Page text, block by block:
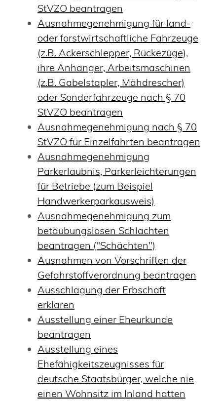
StVZO beantragen
Ausnahmegenehmigung für land-
oder forstwirtschaftliche Fahrzeuge
(z.B. Ackerschlepper, Rückezüge),
ihre Anhänger, Arbeitsmaschinen
(z.B. Gabelstapler, Mähdrescher)
oder Sonderfahrzeuge nach § 70
StVZO beantragen
Ausnahmegenehmigung nach § 70
StVZO für Einzelfahrten beantragen
Ausnahmegenehmigung
Parkerlaubnis, Parkerleichterungen
für Betriebe (zum Beispiel
Handwerkerparkausweis)
Ausnahmegenehmigung zum
betäubungslosen Schlachten
beantragen ("Schächten")
Ausnahmen von Vorschriften der
Gefahrstoffverordnung beantragen
Ausschlagung der Erbschaft
erklären
Ausstellung einer Eheurkunde
beantragen
Ausstellung eines
Ehefähigkeitszeugnisses für
deutsche Staatsbürger, welche nie
einen Wohnsitz im Inland hatten